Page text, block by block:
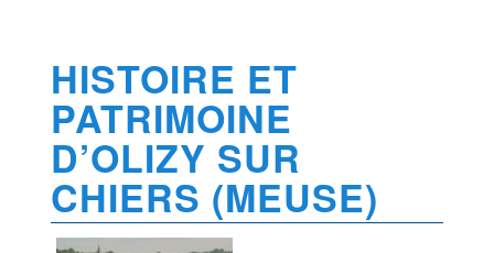
HISTOIRE ET
PATRIMOINE
D’OLIZY SUR
CHIERS (MEUSE)